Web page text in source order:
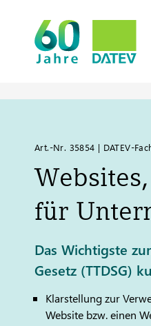
Art.-Nr. 35854 | DATEV-
für
Das Wichtigste
Gesetz (TTDSG)
Klarstellung zur
Website bzw. einen